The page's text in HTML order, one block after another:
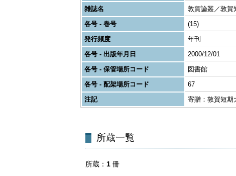
雑誌名
敦賀論叢／敦賀
各号 - 巻号
(15)
発行頻度
年刊
各号 - 出版年月日
2000/12/01
各号 - 保管場所コード
図書館
各号 - 配架場所コード
67
注記
寄贈：敦賀短期
所蔵一覧
所蔵 1 冊